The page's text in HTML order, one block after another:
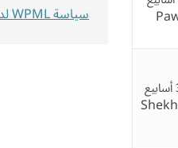
سياسة WPML لدعم العملاء »